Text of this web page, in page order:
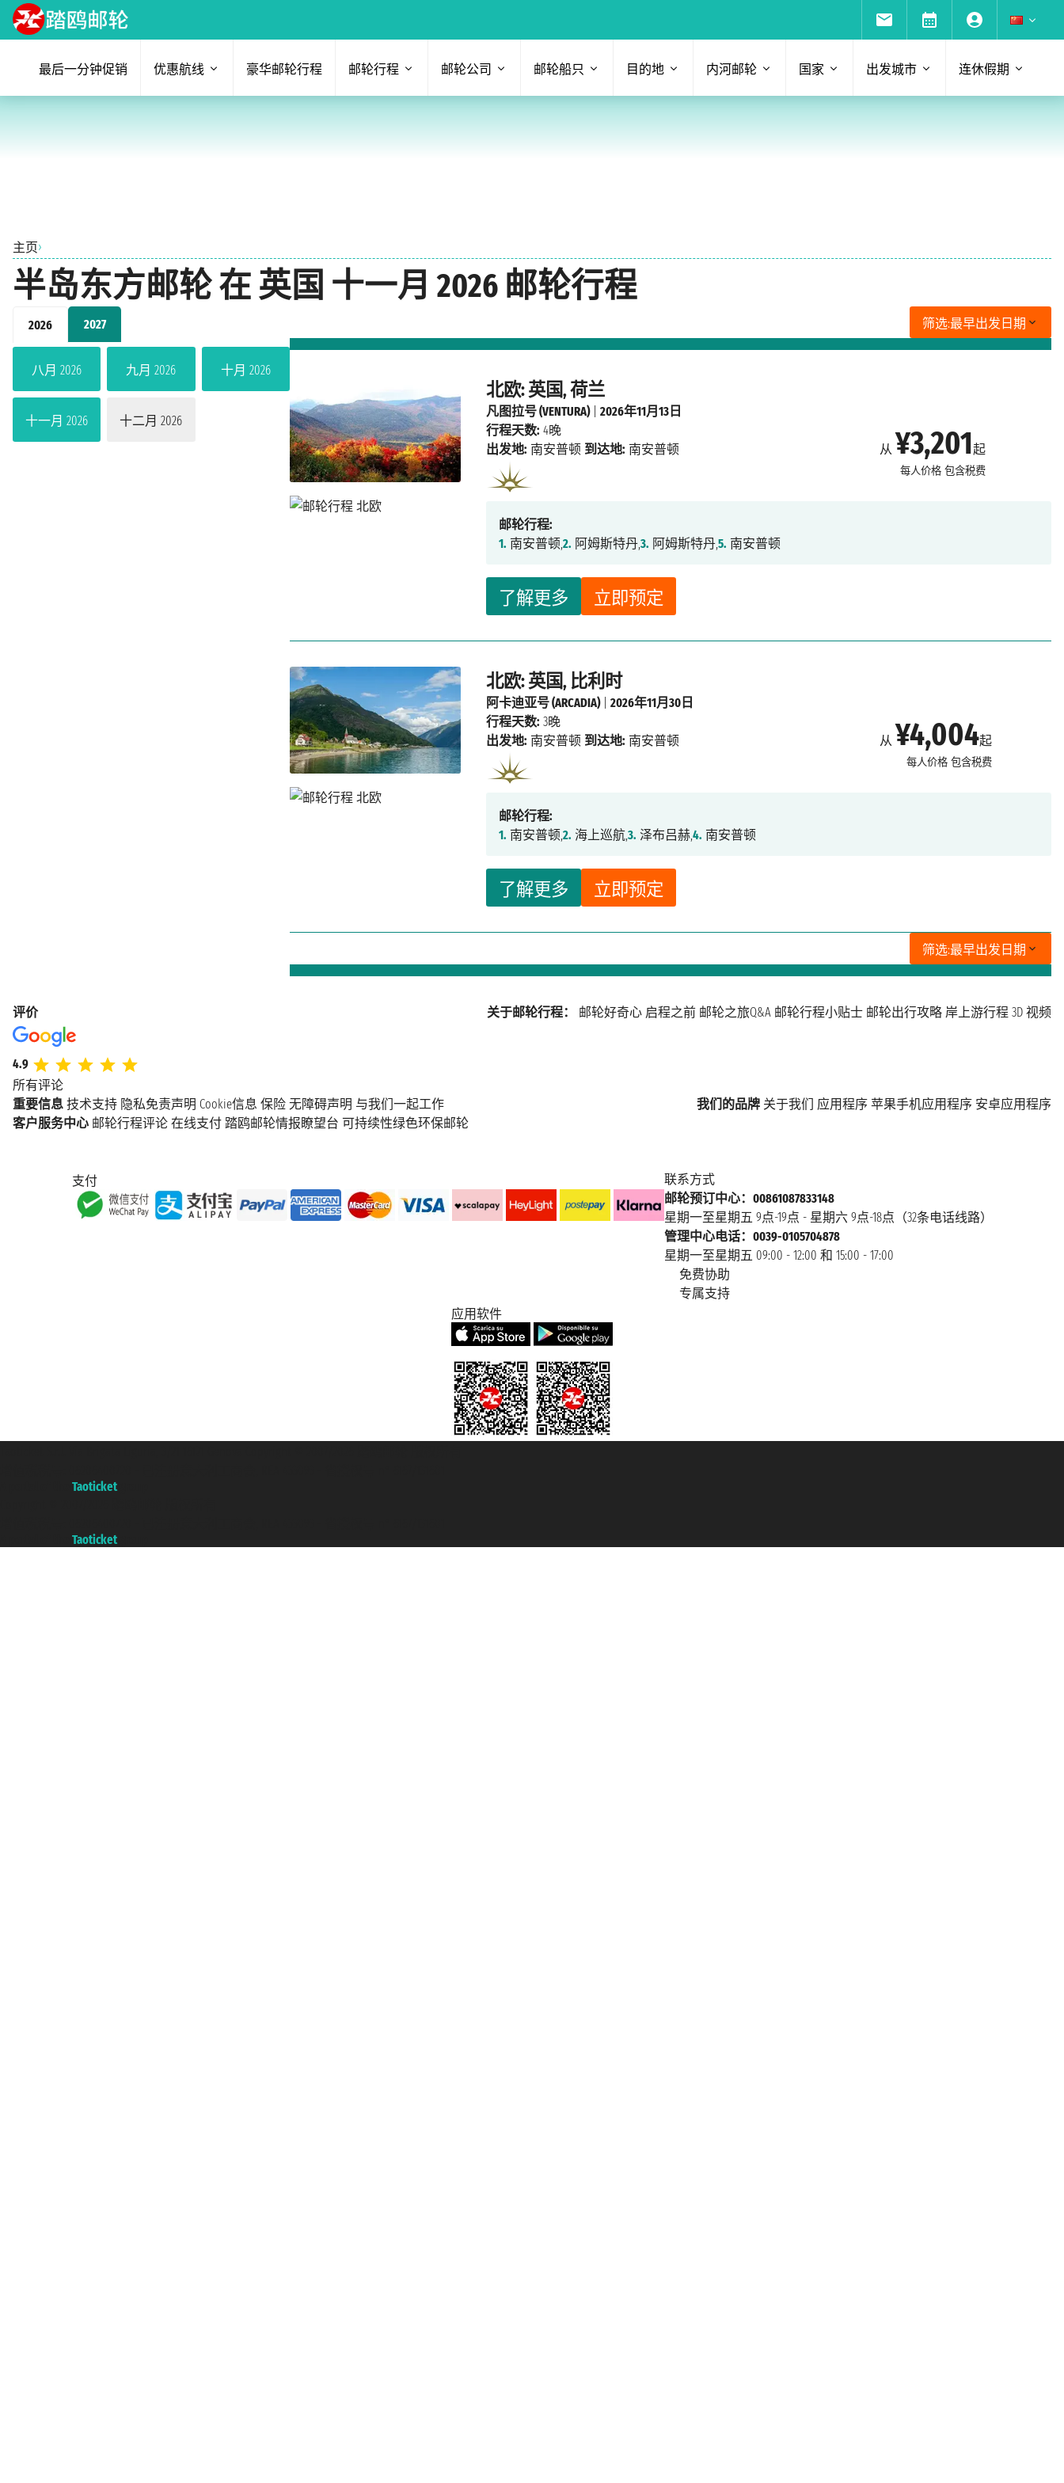
最后一分钟促销 优惠航线 豪华邮轮行程 邮轮行程 邮轮公司 邮轮船只 目的地 内河邮轮 国家 出发城市 连休假期
主页›
半岛东方邮轮 在 英国 十一月 2026 邮轮行程
2026 2027
八月 2026 九月 2026 十月 2026
十一月 2026 十二月 2026
筛选:最早出发日期
北欧: 英国, 荷兰
从 ¥3,201起
每人价格 包含税费
了解更多 立即预定
凡图拉号 (VENTURA)|2026年11月13日
行程天数: 4晚
出发地: 南安普顿 到达地: 南安普顿
邮轮行程:
1. 南安普顿,2. 阿姆斯特丹,3. 阿姆斯特丹,5. 南安普顿
北欧: 英国, 比利时
从 ¥4,004起
每人价格 包含税费
了解更多 立即预定
阿卡迪亚号 (ARCADIA)|2026年11月30日
行程天数: 3晚
出发地: 南安普顿 到达地: 南安普顿
邮轮行程:
1. 南安普顿,2. 海上巡航,3. 泽布吕赫,4. 南安普顿
筛选:最早出发日期
评价
4.9
所有评论
关于邮轮行程： 邮轮好奇心 启程之前 邮轮之旅Q&A 邮轮行程小贴士 邮轮出行攻略 岸上游行程 3D 视频
重要信息 技术支持 隐私免责声明 Cookie信息 保险 无障碍声明 与我们一起工作 我们的品牌 关于我们 应用程序 苹果手机应用程序 安卓应用程序
客户服务中心 邮轮行程评论 在线支付 踏鸥邮轮情报瞭望台 可持续性绿色环保邮轮
支付
联系方式
邮轮预订中心：00861087833148
星期一至星期五 9点-19点 - 星期六 9点-18点（32条电话线路）
管理中心电话：0039-0105704878
星期一至星期五 09:00 - 12:00 和 15:00 - 17:00
免费协助
专属支持
应用软件
Taoticket
Taoticket